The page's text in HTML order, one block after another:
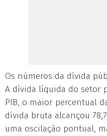
Os números da dívida
A dívida líquida do setor
PIB, o maior percentual
dívida bruta alcançou
uma oscilação pontual,